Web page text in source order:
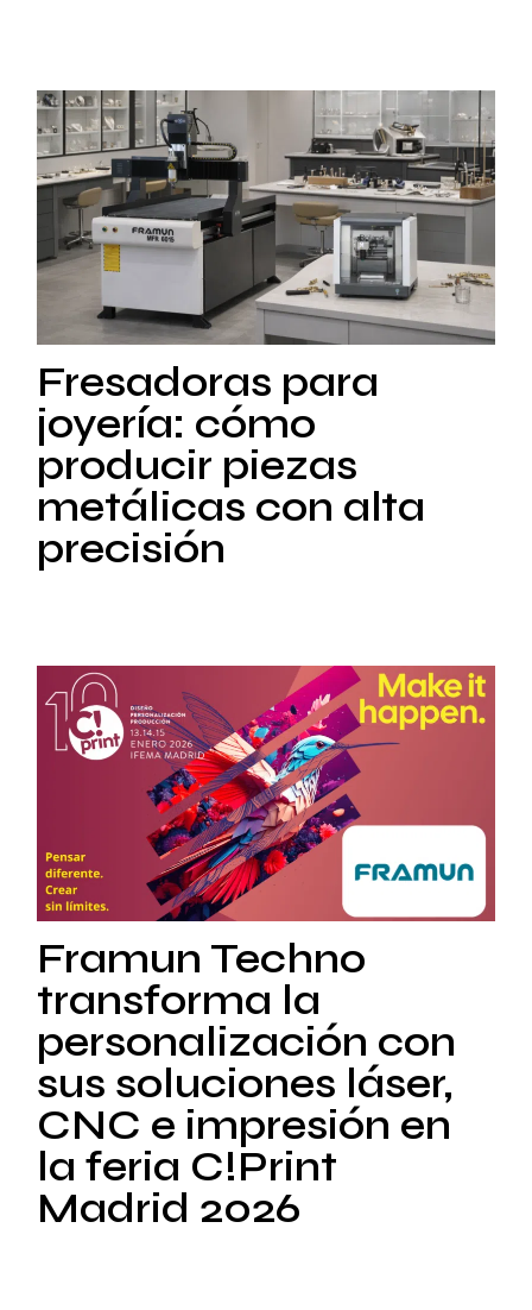
Fresadoras para
joyería: cómo
producir piezas
metálicas con alta
precisión
Framun Techno
transforma la
personalización con
sus soluciones láser,
CNC e impresión en
la feria C!Print
Madrid 2026